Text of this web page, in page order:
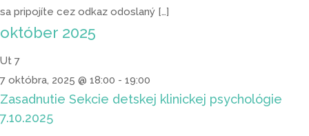
sa pripojíte cez odkaz odoslaný […]
október 2025
Ut 7
7 októbra, 2025 @ 18:00 - 19:00
Zasadnutie Sekcie detskej klinickej psychológie
7.10.2025